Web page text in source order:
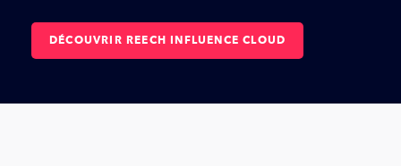
DÉCOUVRIR REECH INFLUENCE CLOUD